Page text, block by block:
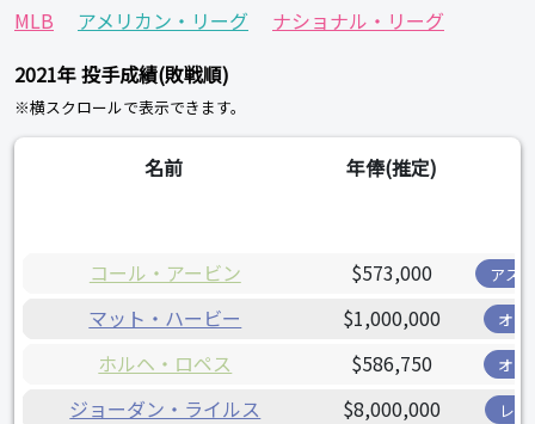
MLB
アメリカン・リーグ
ナショナル・リーグ
2021年 投手成績(敗戦順)
※横スクロールで表示できます。
名前 年俸(推定)
コール・アービン $573,000 アス
マット・ハービー $1,000,000 オリ
ホルヘ・ロペス $586,750 オリ
ジョーダン・ライルス $8,000,000 レ